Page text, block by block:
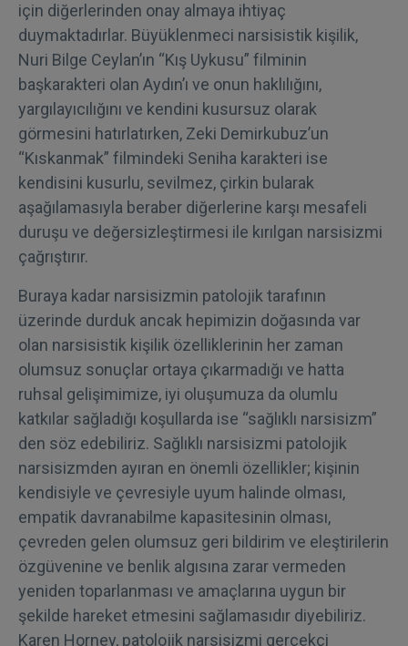
için diğerlerinden onay almaya ihtiyaç
duymaktadırlar. Büyüklenmeci narsisistik kişilik,
Nuri Bilge Ceylan’ın “Kış Uykusu” filminin
başkarakteri olan Aydın’ı ve onun haklılığını,
yargılayıcılığını ve kendini kusursuz olarak
görmesini hatırlatırken, Zeki Demirkubuz’un
“Kıskanmak” filmindeki Seniha karakteri ise
kendisini kusurlu, sevilmez, çirkin bularak
aşağılamasıyla beraber diğerlerine karşı mesafeli
duruşu ve değersizleştirmesi ile kırılgan narsisizmi
çağrıştırır.
Buraya kadar narsisizmin patolojik tarafının
üzerinde durduk ancak hepimizin doğasında var
olan narsisistik kişilik özelliklerinin her zaman
olumsuz sonuçlar ortaya çıkarmadığı ve hatta
ruhsal gelişimimize, iyi oluşumuza da olumlu
katkılar sağladığı koşullarda ise “sağlıklı narsisizm”
den söz edebiliriz. Sağlıklı narsisizmi patolojik
narsisizmden ayıran en önemli özellikler; kişinin
kendisiyle ve çevresiyle uyum halinde olması,
empatik davranabilme kapasitesinin olması,
çevreden gelen olumsuz geri bildirim ve eleştirilerin
özgüvenine ve benlik algısına zarar vermeden
yeniden toparlanması ve amaçlarına uygun bir
şekilde hareket etmesini sağlamasıdır diyebiliriz.
Karen Horney, patolojik narsisizmi gerçekçi